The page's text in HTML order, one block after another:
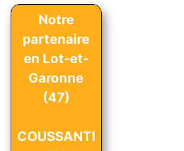
Notre
partenaire
en Lot-et-
Garonne
(47)
COUSSANTI